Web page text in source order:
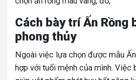
Cách bày trí Ấn Rồng
phong thủy
Ngoài việc lựa chọn được mẫu
hợp với tuổi mệnh của mình. Việc